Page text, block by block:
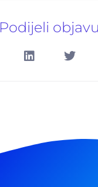
Podijeli objavu